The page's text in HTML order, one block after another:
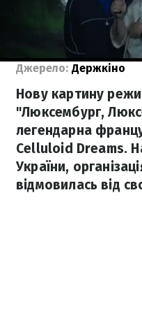
Джерело: Держкіно
Нову картину
"Люксембург,
легендарна
Celluloid Dreams.
України,
відмовилась від